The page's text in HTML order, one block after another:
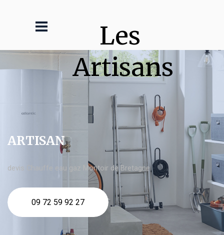
Les
Artisans
ARTISAN
devis Chauffe eau gaz Montoir de Bretagne
09 72 59 92 27